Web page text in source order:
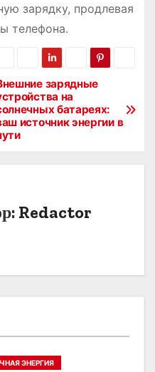
зарядку, продлевая
телефона.
зарядные
на
батареях:
источник энергии в
Redactor
ЭНЕРГИЯ